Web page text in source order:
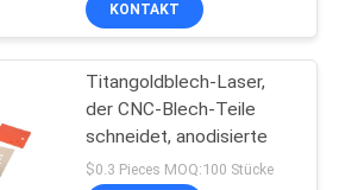
Teile
83
KONTAKT
Titangoldblech-Laser,
der CNC-Blech-Teile
schneidet, anodisierte
$0.3 Pieces MOQ:100 Stücke